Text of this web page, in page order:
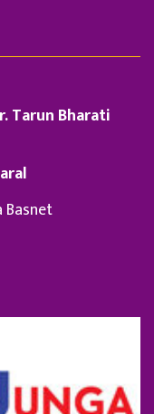
Tarun Bharati
Basnet